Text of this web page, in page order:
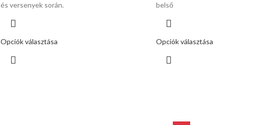
és versenyek során.
Opciók választása
belső
Opciók választása